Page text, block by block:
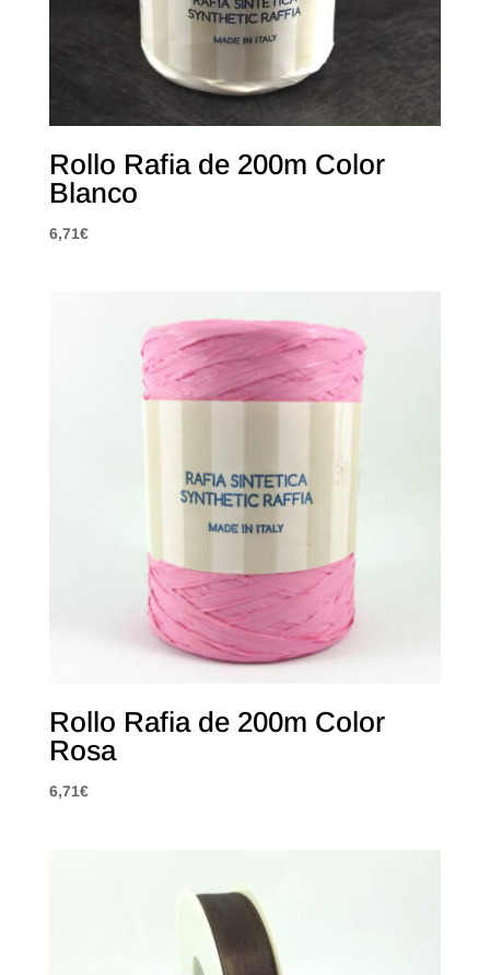
Rollo Rafia de 200m Color
Blanco
6,71€
Rollo Rafia de 200m Color
Rosa
6,71€